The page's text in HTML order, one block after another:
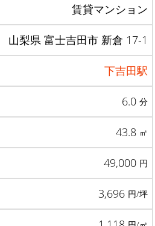
賃貸マンション
山梨県 富士吉田市 新倉 17-1
下吉田駅
6.0 分
43.8 ㎡
49,000 円
3,696 円/坪